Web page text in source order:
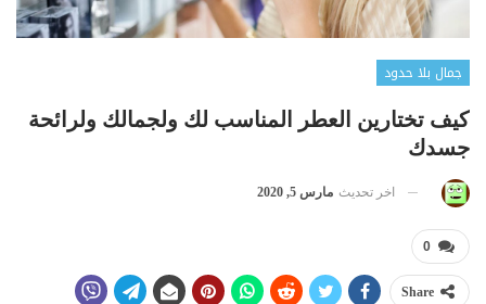
جمال بلا حدود
كيف تختارين العطر المناسب لك ولجمالك ولرائحة
جسدك
اخر تحديث مارس 5, 2020
0
Share